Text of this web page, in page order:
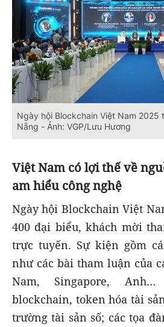
Ngày hội Blockchain Việt Nam 2025
Nẵng - Ảnh: VGP/Lưu Hương
Việt Nam có lợi thế về
am hiểu công nghệ
Ngày hội Blockchain Việt
400 đại biểu, khách mời
trực tuyến. Sự kiện gồm
như các bài tham luận của
Nam, Singapore,
blockchain, token hóa tài
trường tài sản số; các tọa